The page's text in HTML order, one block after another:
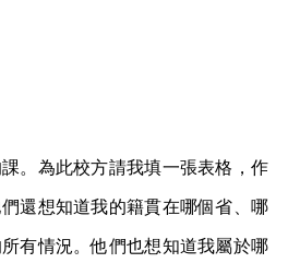
。為此校方請我填一張表格，作
還想知道我的籍貫在哪個省、哪
有情況。他們也想知道我屬於哪